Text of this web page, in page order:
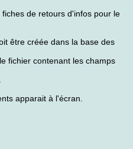
de retours d'infos pour le
être créée dans la base des
fichier contenant les champs
apparait à l'écran.